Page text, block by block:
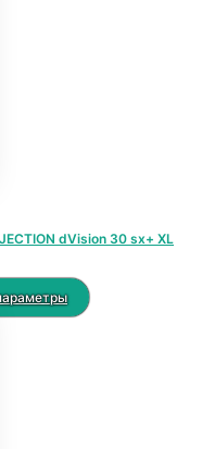
dVision 30 sx+ XL
Этот